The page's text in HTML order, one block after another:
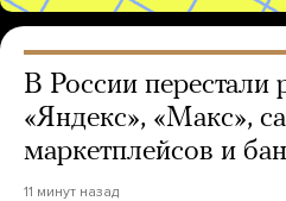
В России перестали
«Яндекс», «Макс»,
маркетплейсов и
11 минут назад